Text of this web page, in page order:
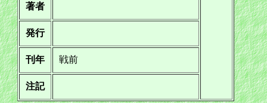
著者
発行
刊年 戦前
注記